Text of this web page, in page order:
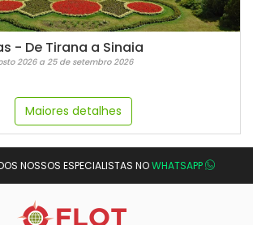
- De Tirana a Sinaia
2026 a 25 de setembro 2026
Maiores detalhes
NOSSOS ESPECIALISTAS NOWHATSAPP